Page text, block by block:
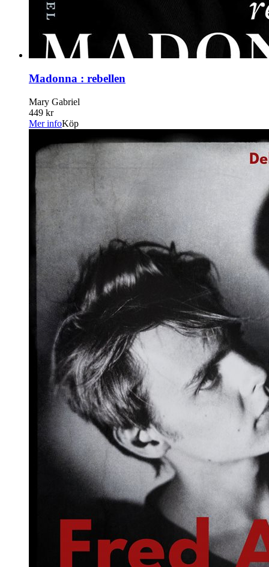
Madonna : rebellen
Mary Gabriel
449 kr
Mer infoKöp